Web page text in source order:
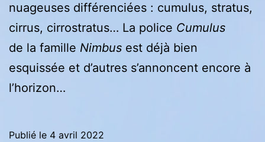
nuageuses différenciées : cumulus, stratus,
cirrus, cirrostratus… La police Cumulus
de la famille Nimbus est déjà bien
esquissée et d’autres s’annoncent encore à
l’horizon…
Publié le 4 avril 2022